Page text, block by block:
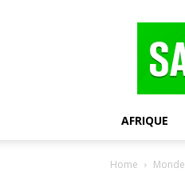
AFRIQUE
Home Monde